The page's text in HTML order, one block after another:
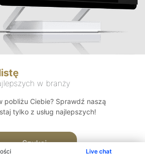
Live chat
w branży
pobliżu Ciebie? Sprawdź naszą
tylko z usług najlepszych!
Szukaj